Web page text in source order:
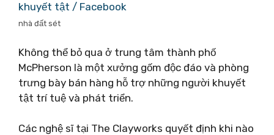
khuyết tật / Facebook
nhà đất sét
Không thể bỏ qua ở trung tâm thành phố
McPherson là một xưởng gốm độc đáo và phòng
trưng bày bán hàng hỗ trợ những người khuyết
tật trí tuệ và phát triển.
Các nghệ sĩ tại The Clayworks quyết định khi nào